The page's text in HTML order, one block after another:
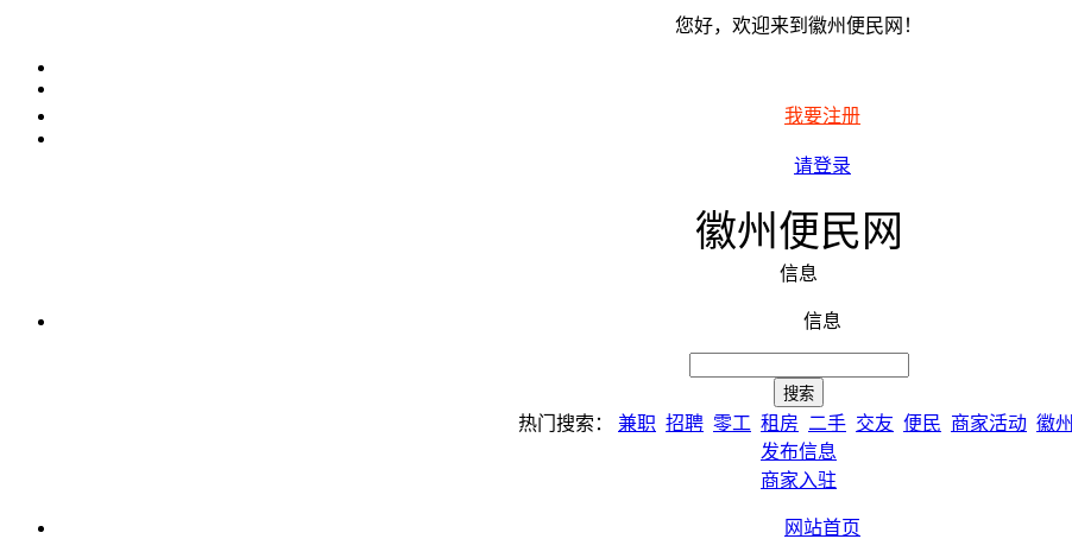
您好，欢迎来到徽州便民网！
我要注册
请登录
徽州便民网
信息
信息
热门搜索： 兼职 招聘 零工 租房 二手 交友 便民 商家活动 徽州
发布信息
商家入驻
网站首页